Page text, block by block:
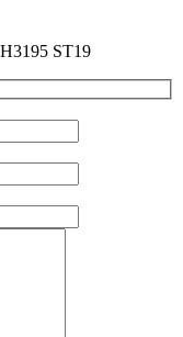
ST19